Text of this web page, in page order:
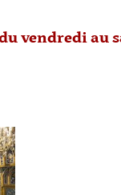
vendredi au